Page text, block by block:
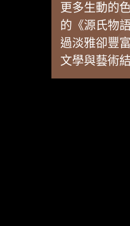
更多生動的
的《源氏物
過淡雅卻豐
文學與藝術